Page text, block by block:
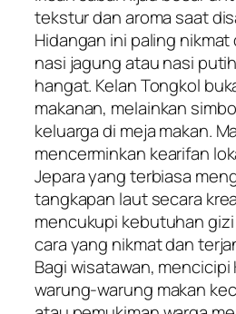
tekstur dan aroma saat
​Hidangan ini paling
nasi jagung atau nasi
hangat. Kelan Tongkol
makanan, melainkan
keluarga di meja makan.
mencerminkan kearifan
Jepara yang terbiasa
tangkapan laut secara
mencukupi kebutuhan
cara yang nikmat dan
​Bagi wisatawan, mencicipi
warung-warung makan